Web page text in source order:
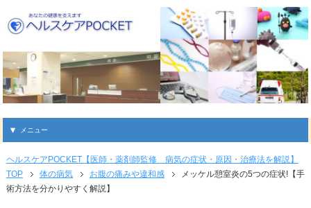
メニュー
ヘルスケアPOCKET【医師・薬剤師監修 病気の症状・原因・治療法を解説】
TOP
体の病気 お腹の痛みや違和感
メッケル憩室炎の5つの症状!【手
術方法を分かりやすく解説】